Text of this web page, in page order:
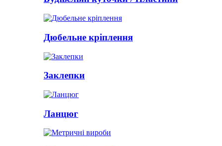
Дюбельне кріплення
Заклепки
Ланцюг